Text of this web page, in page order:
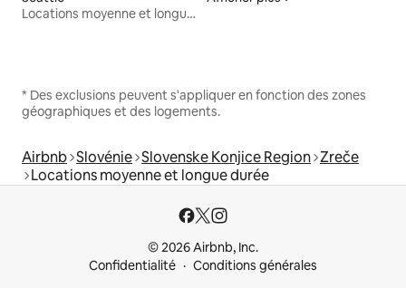
Locations moyenne et longue durée
* Des exclusions peuvent s'appliquer en fonction des zones
géographiques et des logements.
Airbnb Slovénie Slovenske Konjice Region Zreče
Locations moyenne et longue durée
© 2026 Airbnb, Inc.
Confidentialité
Conditions générales